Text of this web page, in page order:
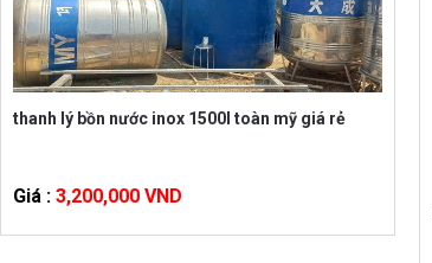
thanh lý bồn nước inox 1500l toàn mỹ giá rẻ
Giá : 3,200,000 VND